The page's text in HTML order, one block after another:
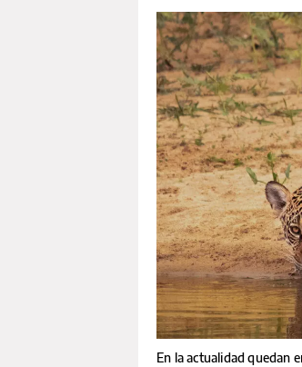
En la actualidad quedan